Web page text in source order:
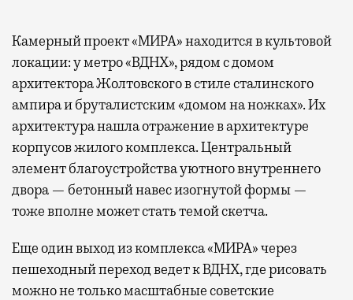
Камерный проект «МИРА» находится в культовой
локации: у метро «ВДНХ», рядом с домом
архитектора Жолтовского в стиле сталинского
ампира и бруталистским «домом на ножках». Их
архитектура нашла отражение в архитектуре
корпусов жилого комплекса. Центральный
элемент благоустройства уютного внутреннего
двора — бетонный навес изогнутой формы —
тоже вполне может стать темой скетча.
Еще один выход из комплекса «МИРА» через
пешеходный переход ведет к ВДНХ, где рисовать
можно не только масштабные советские